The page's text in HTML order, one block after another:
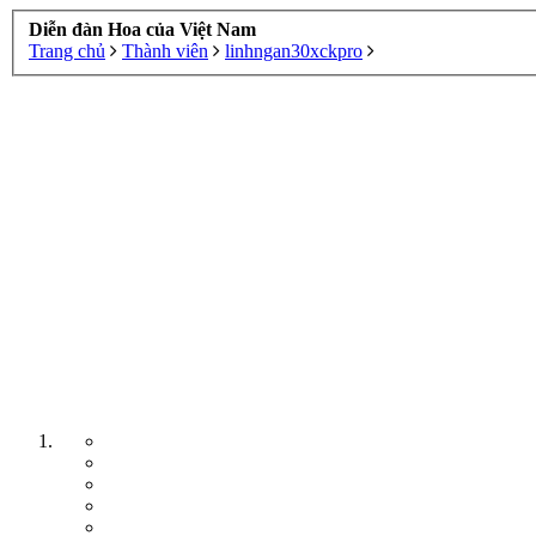
Diễn đàn Hoa của Việt Nam
Trang chủ
Thành viên linhngan30xckpro